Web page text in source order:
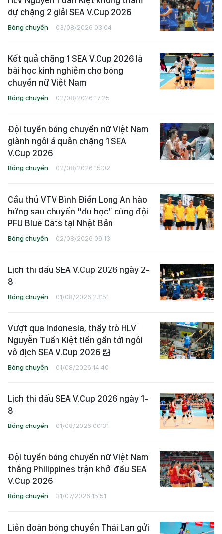
dự chặng 2 giải SEA V.Cup 2026
Bóng chuyền 03/08/2026 03:04
Kết quả chặng 1 SEA V.Cup 2026 là
bài học kinh nghiệm cho bóng
chuyền nữ Việt Nam
Bóng chuyền 02/08/2026 17:25
Đội tuyển bóng chuyền nữ Việt Nam
giành ngôi á quân chặng 1 SEA
V.Cup 2026
Bóng chuyền 02/08/2026 15:02
Cầu thủ VTV Bình Điền Long An hào
hứng sau chuyến “du học” cùng đội
PFU Blue Cats tại Nhật Bản
Bóng chuyền 02/08/2026 09:13
Lịch thi đấu SEA V.Cup 2026 ngày 2-
8
Bóng chuyền 01/08/2026 23:51
Vượt qua Indonesia, thầy trò HLV
Nguyễn Tuấn Kiệt tiến gần tới ngôi
vô địch SEA V.Cup 2026
Bóng chuyền 01/08/2026 14:40
Lịch thi đấu SEA V.Cup 2026 ngày 1-
8
Bóng chuyền 01/08/2026 00:31
Đội tuyển bóng chuyền nữ Việt Nam
thắng Philippines trận khởi đầu SEA
V.Cup 2026
Bóng chuyền 31/07/2026 15:51
Liên đoàn bóng chuyền Thái Lan gửi